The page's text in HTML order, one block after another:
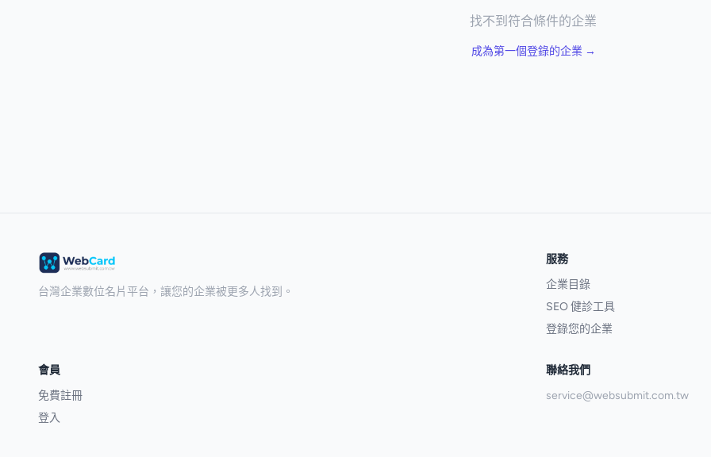
找不到符合條件的企業
成為第一個登錄的企業 →
台灣企業數位名片平台，讓您的企業被更多人找到。
服務
企業目錄
SEO 健診工具
登錄您的企業
會員
免費註冊
登入
聯絡我們
service@websubmit.com.tw